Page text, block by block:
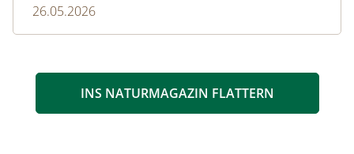
26.05.2026
INS NATURMAGAZIN FLATTERN